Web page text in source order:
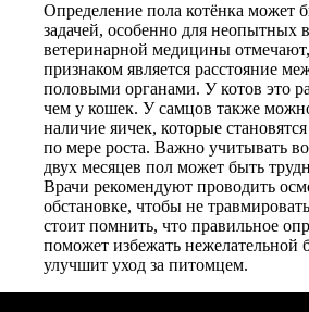
Определение пола котёнка может
задачей, особенно для неопытных
ветеринарной медицины
признаком является расстояние
половыми органами. У котов это
чем у кошек. У самцов также
наличие яичек, которые
по мере роста. Важно учитывать
двух месяцев пол может быть
Врачи рекомендуют проводить
обстановке, чтобы не
стоит помнить, что правильное
поможет избежать нежелательной
улучшит уход за питомцем.